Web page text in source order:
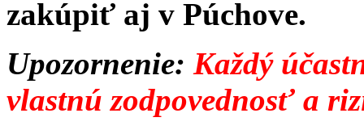
zakúpiť aj v Púchove.
Upozornenie: Každý
vlastnú zodpovednosť a